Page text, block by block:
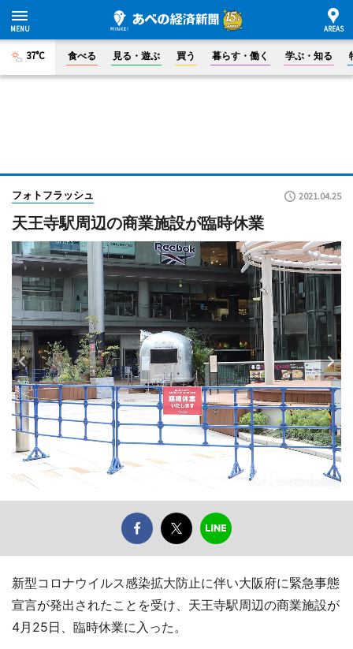
37°C 食べる 見る・遊ぶ 買う 暮らす・働く 学ぶ・知る
フォトフラッシュ 2021.04.25
天王寺駅周辺の商業施設が臨時休業
新型コロナウイルス感染拡大防止に伴い大阪府に緊急事態
宣言が発出されたことを受け、天王寺駅周辺の商業施設が
4月25日、臨時休業に入った。